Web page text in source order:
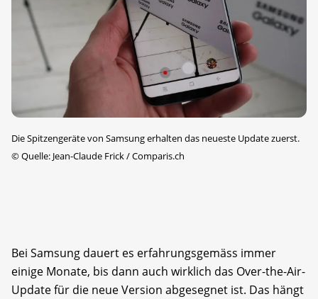
Die Spitzengeräte von Samsung erhalten das neueste Update zuerst.
©Quelle: Jean-Claude Frick / Comparis.ch
Bei Samsung dauert es erfahrungsgemäss immer
einige Monate, bis dann auch wirklich das Over-the-Air-
Update für die neue Version abgesegnet ist. Das hängt